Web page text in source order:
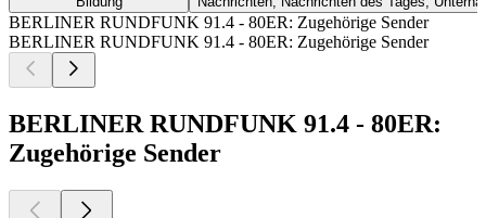
BERLINER RUNDFUNK 91.4 - 80ER: Zugehörige Sender
BERLINER RUNDFUNK 91.4 - 80ER: Zugehörige Sender
BERLINER RUNDFUNK 91.4 - 80ER:
Zugehörige Sender